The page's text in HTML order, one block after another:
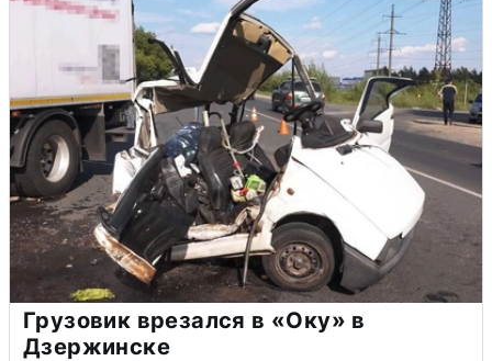
Грузовик врезался в «Оку» в
Дзержинске